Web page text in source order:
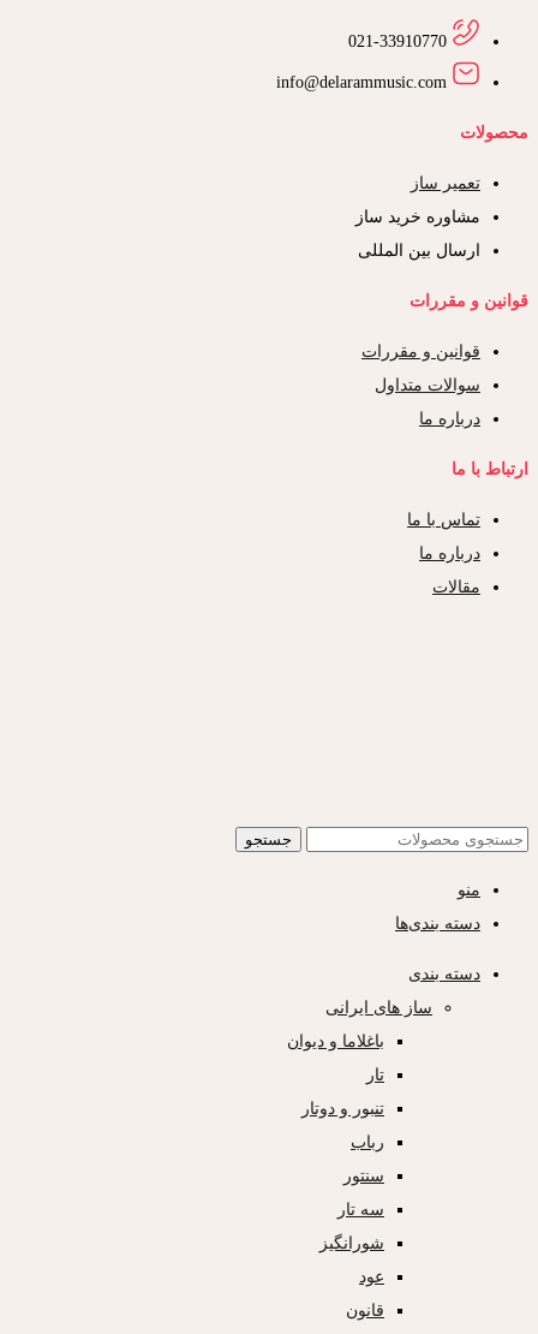
021-33910770
info@delarammusic.com
محصولات
تعمیر ساز
مشاوره خرید ساز
ارسال بین المللی
قوانین و مقررات
قوانین و مقررات
سوالات متداول
درباره ما
ارتباط با ما
تماس با ما
درباره ما
مقالات
جستجو
منو
دسته بندی‌ها
دسته بندی
ساز های ایرانی
باغلاما و دیوان
تار
تنبور و دوتار
رباب
سنتور
سه تار
شورانگیز
عود
قانون